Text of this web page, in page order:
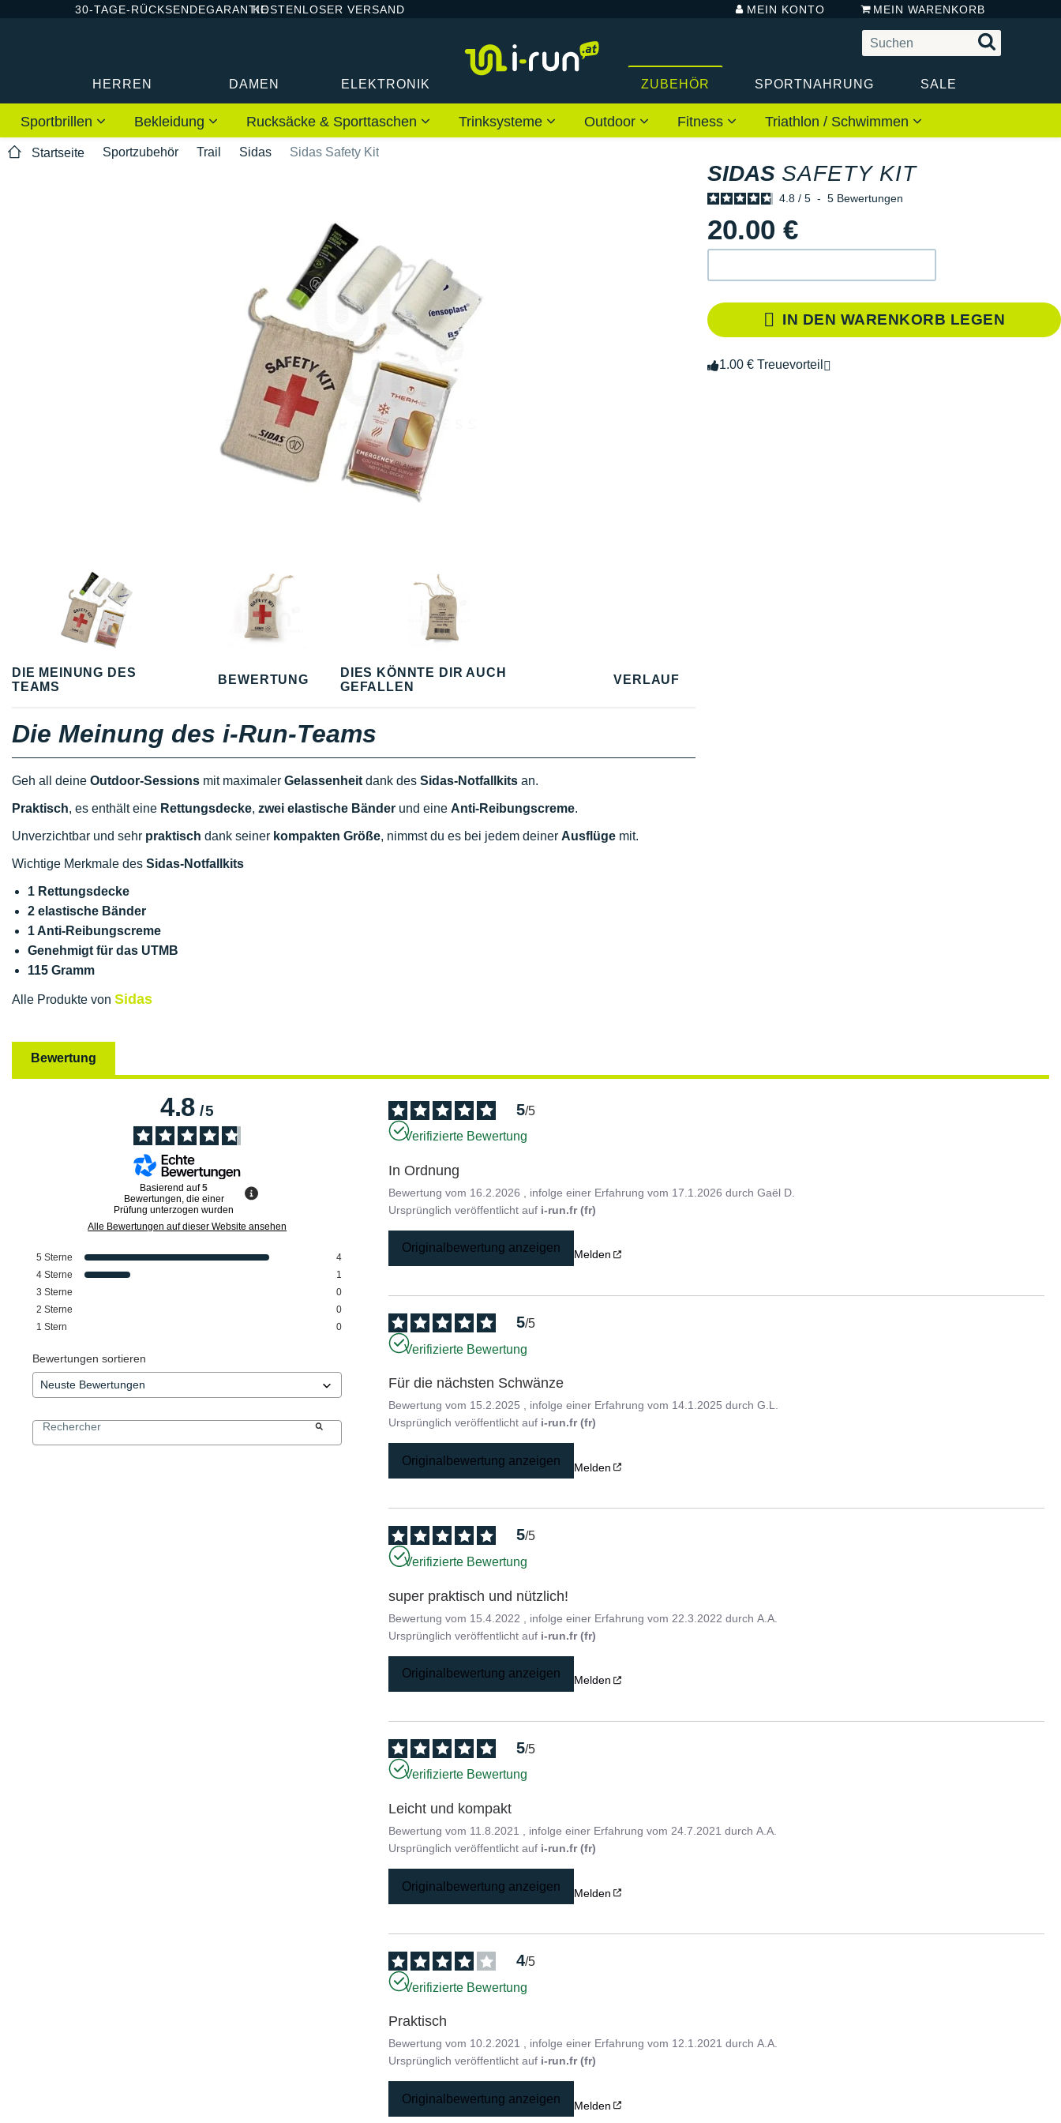
30-TAGE-RÜCKSENDEGARANTIEKOSTENLOSER VERSAND MEIN KONTO MEIN WARENKORB
HERREN DAMEN ELEKTRONIK ZUBEHÖR SPORTNAHRUNG SALE
Sportbrillen Bekleidung Rucksäcke & Sporttaschen Trinksysteme Outdoor Fitness Triathlon / Schwimmen
Startseite Sportzubehör Trail Sidas Sidas Safety Kit
SIDAS SAFETY KIT
4.8 / 5 - 5 Bewertungen
20.00 €
IN DEN WARENKORB LEGEN
1.00 € Treuevorteil
DIE MEINUNG DES
TEAMS
BEWERTUNG
DIES KÖNNTE DIR AUCH
GEFALLEN
VERLAUF
Die Meinung des i-Run-Teams
Geh all deine Outdoor-Sessions mit maximaler Gelassenheit dank des Sidas-Notfallkits an.
Praktisch, es enthält eine Rettungsdecke, zwei elastische Bänder und eine Anti-Reibungscreme.
Unverzichtbar und sehr praktisch dank seiner kompakten Größe, nimmst du es bei jedem deiner Ausflüge mit.
Wichtige Merkmale des Sidas-Notfallkits
1 Rettungsdecke
2 elastische Bänder
1 Anti-Reibungscreme
Genehmigt für das UTMB
115 Gramm
Alle Produkte von Sidas
Bewertung
4.8/5
Basierend auf5
Bewertungen, die einer
Prüfung unterzogen wurden
Alle Bewertungen auf dieser Website ansehen
5 Sterne
4
4 Sterne
1
3 Sterne
0
2 Sterne
0
1 Stern 0
Bewertungen sortieren
5/5
Verifizierte Bewertung
In Ordnung
Bewertung vom 16.2.2026 , infolge einer Erfahrung vom 17.1.2026 durchGaël D.
Ursprünglich veröffentlicht auf i-run.fr (fr)
Originalbewertung anzeigen Melden
5/5
Verifizierte Bewertung
Für die nächsten Schwänze
Bewertung vom 15.2.2025 , infolge einer Erfahrung vom 14.1.2025 durchG.L.
Ursprünglich veröffentlicht auf i-run.fr (fr)
Originalbewertung anzeigen Melden
5/5
Verifizierte Bewertung
super praktisch und nützlich!
Bewertung vom 15.4.2022 , infolge einer Erfahrung vom 22.3.2022 durchA.A.
Ursprünglich veröffentlicht auf i-run.fr (fr)
Originalbewertung anzeigen Melden
5/5
Verifizierte Bewertung
Leicht und kompakt
Bewertung vom 11.8.2021 , infolge einer Erfahrung vom 24.7.2021 durchA.A.
Ursprünglich veröffentlicht auf i-run.fr (fr)
Originalbewertung anzeigen Melden
4/5
Verifizierte Bewertung
Praktisch
Bewertung vom 10.2.2021 , infolge einer Erfahrung vom 12.1.2021 durchA.A.
Ursprünglich veröffentlicht auf i-run.fr (fr)
Originalbewertung anzeigen Melden